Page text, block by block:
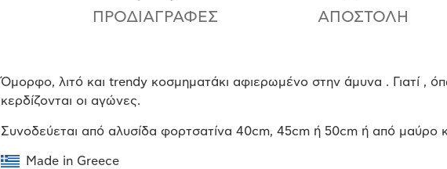
ΠΡΟΔΙΑΓΡΑΦΈΣ ΑΠΟΣΤΟΛΉ
Όμορφο, λιτό και trendy κοσμηματάκι αφιερωμένο στην άμυνα . Γιατί ,
κερδίζονται οι αγώνες.
Συνοδεύεται από αλυσίδα φορτσατίνα 40cm, 45cm ή 50cm ή από μαύρο
Made in Greece